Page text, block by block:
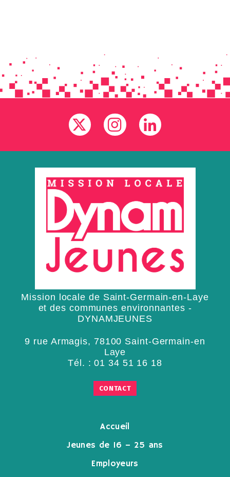
Mission locale de Saint-Germain-en-Laye
et des communes environnantes -
DYNAMJEUNES
9 rue Armagis, 78100 Saint-Germain-en
Laye
Tél. :01 34 51 16 18
CONTACT
Accueil
Jeunes de 16 – 25 ans
Employeurs